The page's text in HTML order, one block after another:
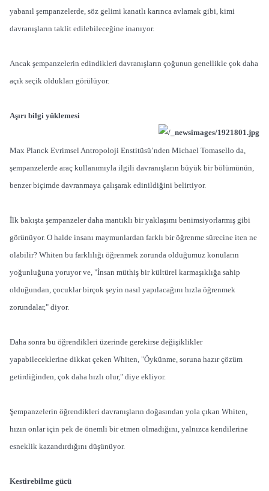
yabanıl şempanzelerde, söz gelimi kanatlı karınca avlamak gibi, kimi
davranışların taklit edilebileceğine inanıyor.
Ancak şempanzelerin edindikleri davranışların çoğunun genellikle çok daha
açık seçik oldukları görülüyor.
Aşırı bilgi yüklemesi
Max Planck Evrimsel Antropoloji Enstitüsü’nden Michael Tomasello da,
şempanzelerde araç kullanımıyla ilgili davranışların büyük bir bölümünün,
benzer biçimde davranmaya çalışarak edinildiğini belirtiyor.
İlk bakışta şempanzeler daha mantıklı bir yaklaşımı benimsiyorlarmış gibi
görünüyor. O halde insanı maymunlardan farklı bir öğrenme sürecine iten ne
olabilir? Whiten bu farklılığı öğrenmek zorunda olduğumuz konuların
yoğunluğuna yoruyor ve, "İnsan müthiş bir kültürel karmaşıklığa sahip
olduğundan, çocuklar birçok şeyin nasıl yapılacağını hızla öğrenmek
zorundalar," diyor.
Daha sonra bu öğrendikleri üzerinde gerekirse değişiklikler
yapabileceklerine dikkat çeken Whiten, "Öykünme, soruna hazır çözüm
getirdiğinden, çok daha hızlı olur," diye ekliyor.
Şempanzelerin öğrendikleri davranışların doğasından yola çıkan Whiten,
hızın onlar için pek de önemli bir etmen olmadığını, yalnızca kendilerine
esneklik kazandırdığını düşünüyor.
Kestirebilme gücü